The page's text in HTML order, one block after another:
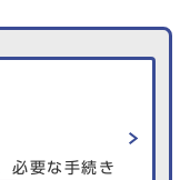
必要な手続き